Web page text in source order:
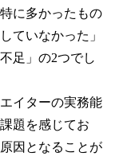
に多かったもの
ていなかった」
足」の2つでし
イターの実務能
題を感じてお
因となることが